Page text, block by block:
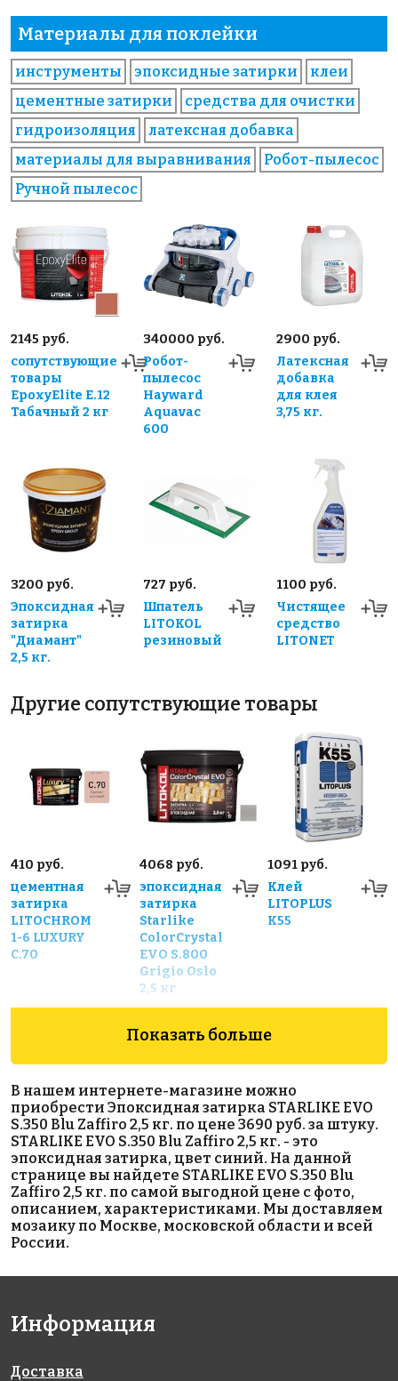
Материалы для поклейки
инструменты эпоксидные затирки
клеи
цементные затирки
средства для очистки
гидроизоляция
латексная добавка
материалы для выравнивания
Робот-пылесос
Ручной пылесос
2145 руб.
сопутствующие
товары
EpoxyElite E.12
Табачный 2 кг
340000 руб.
Робот-
пылесос
Hayward
Aquavac
600
2900 руб.
Латексная
добавка
для клея
3,75 кг.
3200 руб.
Эпоксидная
затирка
"Диамант"
2,5 кг.
727 руб.
Шпатель
LITOKOL
резиновый
1100 руб.
Чистящее
средство
LITONET
Другие сопутствующие товары
410 руб.
цементная
затирка
LITOCHROM
1-6 LUXURY
C.70
4068 руб.
эпоксидная
затирка
Starlike
ColorCrystal
EVO S.800
Grigio Oslo
2,5 кг
1091 руб.
Клей
LITOPLUS
K55
453 руб.
материалы
для
выравнивания
PRIMER С - М, 2
кг
16980 руб.
Латексная
добавка для
клея 20 кг.
2963 руб.
клей
LITOSTONE
K99
Показать больше
В нашем интернете-магазине можно
приобрести Эпоксидная затирка STARLIKE EVO
S.350 Blu Zaffiro 2,5 кг. по цене 3690 руб. за штуку.
STARLIKE EVO S.350 Blu Zaffiro 2,5 кг. - это
эпоксидная затирка, цвет синий. На данной
странице вы найдете STARLIKE EVO S.350 Blu
Zaffiro 2,5 кг. по самой выгодной цене с фото,
описанием, характеристиками. Мы доставляем
мозаику по Москве, московской области и всей
России.
Информация
Доставка